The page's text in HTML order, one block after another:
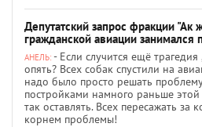
Депутатский запрос фракции "Ак
гражданской авиации занимался
АНЕЛЬ: - Если случится ещё
опять? Всех собак спустили на
надо было просто решать
постройками намного раньше этой
так оставлять. Всех пересажать за
корнем проблемы!